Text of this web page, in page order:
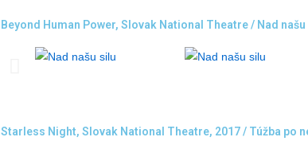
Beyond Human Power, Slovak National Theatre / Nad
Starless Night, Slovak National Theatre, 2017 / Túžba po